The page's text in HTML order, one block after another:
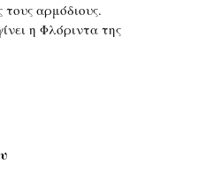
αρμόδιους.
η Φλόριντα της